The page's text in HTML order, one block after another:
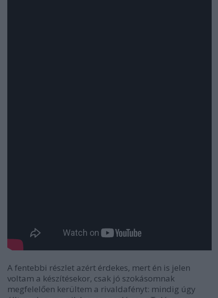
A fentebbi részlet azért érdekes, mert én is jelen
voltam a készítésekor, csak jó szokásomnak
megfelelően kerültem a rivaldafényt: mindig úgy